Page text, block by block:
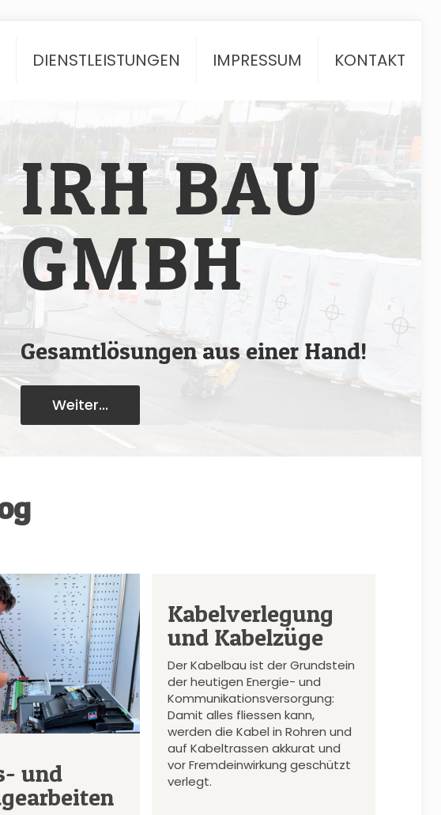
DIENSTLEISTUNGEN IMPRESSUM KONTAKT
IRH BAU
GMBH
Gesamtlösungen aus einer Hand!
Weiter...
und
Kabelverlegung
und Kabelzüge
Der Kabelbau ist der Grundstein
der heutigen Energie- und
Kommunikationsversorgung:
Damit alles fliessen kann,
werden die Kabel in Rohren und
auf Kabeltrassen akkurat und
vor Fremdeinwirkung geschützt
verlegt.